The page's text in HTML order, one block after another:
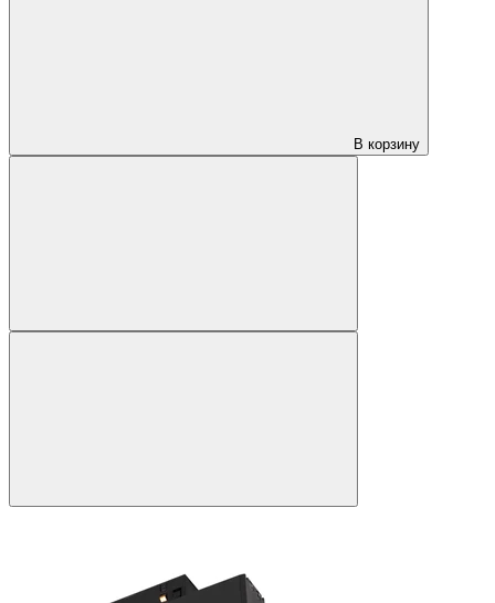
В корзину